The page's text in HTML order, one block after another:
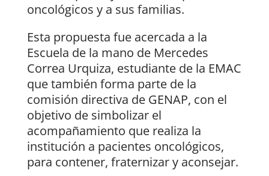
oncológicos y a sus familias.
Esta propuesta fue acercada a la
Escuela de la mano de Mercedes
Correa Urquiza, estudiante de la EMAC
que también forma parte de la
comisión directiva de GENAP, con el
objetivo de simbolizar el
acompañamiento que realiza la
institución a pacientes oncológicos,
para contener, fraternizar y aconsejar.